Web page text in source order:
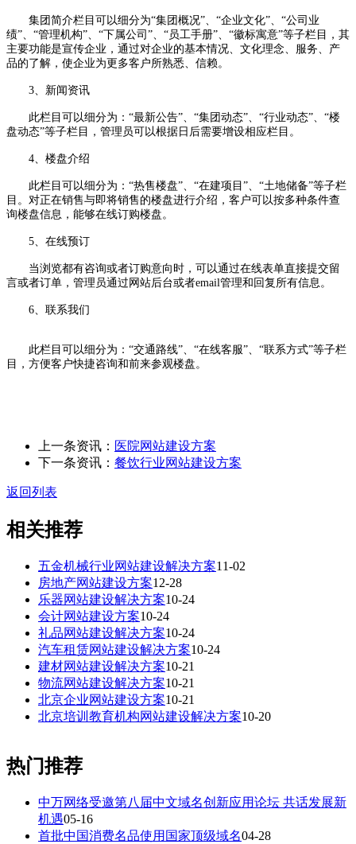
集团简介栏目可以细分为“集团概况”、“企业文化”、“公司业
绩”、“管理机构”、“下属公司”、“员工手册”、“徽标寓意”等子栏目，其
主要功能是宣传企业，通过对企业的基本情况、文化理念、服务、产
品的了解，使企业为更多客户所熟悉、信赖。
3、新闻资讯
此栏目可以细分为：“最新公告”、“集团动态”、“行业动态”、“楼
盘动态”等子栏目，管理员可以根据日后需要增设相应栏目。
4、楼盘介绍
此栏目可以细分为：“热售楼盘”、“在建项目”、“土地储备”等子栏
目。对正在销售与即将销售的楼盘进行介绍，客户可以按多种条件查
询楼盘信息，能够在线订购楼盘。
5、在线预订
当浏览都有咨询或者订购意向时，可以通过在线表单直接提交留
言或者订单，管理员通过网站后台或者email管理和回复所有信息。
6、联系我们
此栏目可以细分为：“交通路线”、“在线客服”、“联系方式”等子栏
目，方便客户快捷咨询和前来参观楼盘。
上一条资讯： 医院网站建设方案
下一条资讯： 餐饮行业网站建设方案
返回列表
相关推荐
五金机械行业网站建设解决方案11-02
房地产网站建设方案12-28
乐器网站建设解决方案10-24
会计网站建设方案10-24
礼品网站建设解决方案10-24
汽车租赁网站建设解决方案10-24
建材网站建设解决方案10-21
物流网站建设解决方案10-21
北京企业网站建设方案10-21
北京培训教育机构网站建设解决方案10-20
热门推荐
中万网络受邀第八届中文域名创新应用论坛 共话发展新
机遇05-16
首批中国消费名品使用国家顶级域名04-28